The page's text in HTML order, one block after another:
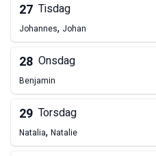
27 Tisdag
Johannes, Johan
28 Onsdag
Benjamin
29 Torsdag
Natalia, Natalie